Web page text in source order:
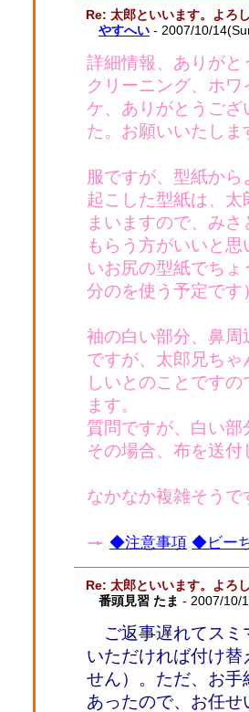
Re: 太郎といいます。よろ
やすへい - 2007/10/
詳細情報、ありがと
クリーニング、ホ
ケ、ありがとうご
た。お願いいたしま
服ですが、型紙か
起こした型紙は、
まいますので、み
もらう方がいいと
いお尻の型紙でち
分のを使う予定で
袖の白い部分、鼻
ですが、太郎兄ち
しいとのことです
ます。
質問ですが、白い
その場合、布を送
なかなか複雑そう
◆注意事項 ◆ビー
Re: 太郎といいます。よろ
番頭見習 たま - 2007/10/
ご返事遅れてスミ
いただければ付け
せん）。ただ、お
あったので、お任